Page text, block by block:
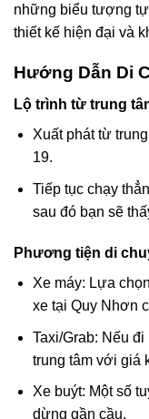
những biểu tượng
thiết kế hiện đại và
Hướng Dẫn Di
Lộ trình từ trung
Xuất phát từ
19.
Tiếp tục chạy
sau đó bạn sẽ
Phương tiện di
Xe máy: Lựa
xe tại Quy Nhơn
Taxi/Grab: Nếu
trung tâm với giá
Xe buýt: Một số
dừng gần cầu.